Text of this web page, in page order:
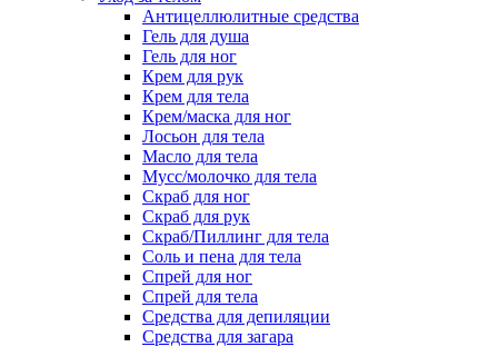
Антицеллюлитные средства
Гель для душа
Гель для ног
Крем для рук
Крем для тела
Крем/маска для ног
Лосьон для тела
Масло для тела
Мусс/молочко для тела
Скраб для ног
Скраб для рук
Скраб/Пиллинг для тела
Соль и пена для тела
Спрей для ног
Спрей для тела
Средства для депиляции
Средства для загара